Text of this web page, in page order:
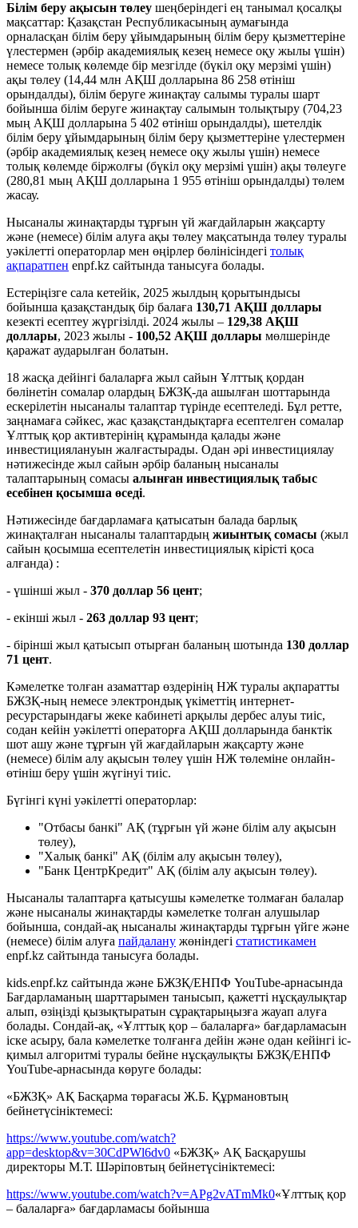
Білім беру ақысын төлеу шеңберіндегі ең танымал қосалқы
мақсаттар: Қазақстан Республикасының аумағында
орналасқан білім беру ұйымдарының білім беру қызметтеріне
үлестермен (әрбір академиялық кезең немесе оқу жылы үшін)
немесе толық көлемде бір мезгілде (бүкіл оқу мерзімі үшін)
ақы төлеу (14,44 млн АҚШ долларына 86 258 өтініш
орындалды), білім беруге жинақтау салымы туралы шарт
бойынша білім беруге жинақтау салымын толықтыру (704,23
мың АҚШ долларына 5 402 өтініш орындалды), шетелдік
білім беру ұйымдарының білім беру қызметтеріне үлестермен
(әрбір академиялық кезең немесе оқу жылы үшін) немесе
толық көлемде біржолғы (бүкіл оқу мерзімі үшін) ақы төлеуге
(280,81 мың АҚШ долларына 1 955 өтініш орындалды) төлем
жасау.
Нысаналы жинақтарды тұрғын үй жағдайларын жақсарту
және (немесе) білім алуға ақы төлеу мақсатында төлеу туралы
уәкілетті операторлар мен өңірлер бөлінісіндегі толық
ақпаратпен enpf.kz сайтында танысуға болады.
Естеріңізге сала кетейік, 2025 жылдың қорытындысы
бойынша қазақстандық бір балаға 130,71 АҚШ доллары
кезекті есептеу жүргізілді. 2024 жылы – 129,38 АҚШ
доллары, 2023 жылы - 100,52 АҚШ доллары мөлшерінде
қаражат аударылған болатын.
18 жасқа дейінгі балаларға жыл сайын Ұлттық қордан
бөлінетін сомалар олардың БЖЗҚ-да ашылған шоттарында
ескерілетін нысаналы талаптар түрінде есептеледі. Бұл ретте,
заңнамаға сәйкес, жас қазақстандықтарға есептелген сомалар
Ұлттық қор активтерінің құрамында қалады және
инвестициялануын жалғастырады. Одан әрі инвестициялау
нәтижесінде жыл сайын әрбір баланың нысаналы
талаптарының сомасы алынған инвестициялық табыс
есебінен қосымша өседі.
Нәтижесінде бағдарламаға қатысатын балада барлық
жинақталған нысаналы талаптардың жиынтық сомасы (жыл
сайын қосымша есептелетін инвестициялық кірісті қоса
алғанда) :
- үшінші жыл - 370 доллар 56 цент;
- екінші жыл - 263 доллар 93 цент;
- бірінші жыл қатысып отырған баланың шотында 130 доллар
71 цент.
Кәмелетке толған азаматтар өздерінің НЖ туралы ақпаратты
БЖЗҚ-ның немесе электрондық үкіметтің интернет-
ресурстарындағы жеке кабинеті арқылы дербес алуы тиіс,
содан кейін уәкілетті операторға АҚШ долларында банктік
шот ашу және тұрғын үй жағдайларын жақсарту және
(немесе) білім алу ақысын төлеу үшін НЖ төлеміне онлайн-
өтініш беру үшін жүгінуі тиіс.
Бүгінгі күні уәкілетті операторлар:
"Отбасы банкі" АҚ (тұрғын үй және білім алу ақысын
төлеу),
"Халық банкі" АҚ (білім алу ақысын төлеу),
"Банк ЦентрКредит" АҚ (білім алу ақысын төлеу).
Нысаналы талаптарға қатысушы кәмелетке толмаған балалар
және нысаналы жинақтарды кәмелетке толған алушылар
бойынша, сондай-ақ нысаналы жинақтарды тұрғын үйге және
(немесе) білім алуға пайдалану жөніндегі статистикамен
enpf.kz сайтында танысуға болады.
kids.enpf.kz сайтында және БЖЗҚ/ЕНПФ YouTube-арнасында
Бағдарламаның шарттарымен танысып, қажетті нұсқаулықтар
алып, өзіңізді қызықтыратын сұрақтарыңызға жауап алуға
болады. Сондай-ақ, «Ұлттық қор – балаларға» бағдарламасын
іске асыру, бала кәмелетке толғанға дейін және одан кейінгі іс-
қимыл алгоритмі туралы бейне нұсқаулықты БЖЗҚ/ЕНПФ
YouTube-арнасында көруге болады:
«БЖЗҚ» АҚ Басқарма төрағасы Ж.Б. Құрмановтың
бейнетүсініктемесі:
https://www.youtube.com/watch?
app=desktop&v=30CdPWl6dv0 «БЖЗҚ» АҚ Басқарушы
директоры М.Т. Шәріповтың бейнетүсініктемесі:
https://www.youtube.com/watch?v=APg2vATmMk0«Ұлттық қор
– балаларға» бағдарламасы бойынша